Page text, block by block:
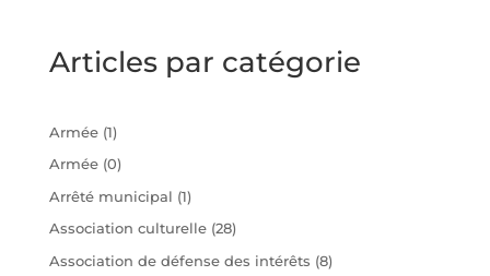
Articles par catégorie
Armée(1)
Armée(0)
Arrêté municipal (1)
Association culturelle(28)
Association de défense des intérêts (8)